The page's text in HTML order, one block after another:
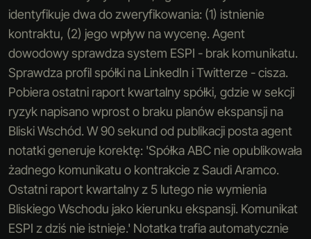
identyfikuje dwa do zweryfikowania: (1) istnienie
kontraktu, (2) jego wpływ na wycenę. Agent
dowodowy sprawdza system ESPI - brak komunikatu.
Sprawdza profil spółki na LinkedIn i Twitterze - cisza.
Pobiera ostatni raport kwartalny spółki, gdzie w sekcji
ryzyk napisano wprost o braku planów ekspansji na
Bliski Wschód. W 90 sekund od publikacji posta agent
notatki generuje korektę: 'Spółka ABC nie opublikowała
żadnego komunikatu o kontrakcie z Saudi Aramco.
Ostatni raport kwartalny z 5 lutego nie wymienia
Bliskiego Wschodu jako kierunku ekspansji. Komunikat
ESPI z dziś nie istnieje.' Notatka trafia automatycznie